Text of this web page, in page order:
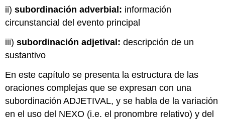
ii)subordinación adverbial: información
circunstancial del evento principal
iii)subordinación adjetival:descripción de un
sustantivo
En este capítulo se presenta la estructura de las
oraciones complejas que se expresan con una
subordinación ADJETIVAL, y se habla de la variación
en el uso del NEXO (i.e. el pronombre relativo) y del